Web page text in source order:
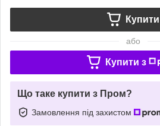
Купити
або
Купити з
Що таке купити з Пром?
Замовлення під захистом